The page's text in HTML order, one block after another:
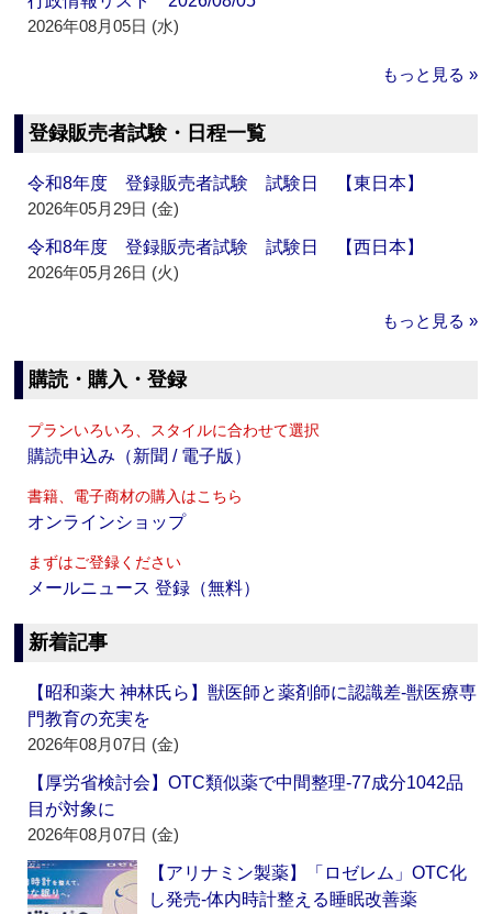
2026年08月05日 (水)
もっと見る »
登録販売者試験・日程一覧
令和8年度 登録販売者試験 試験日 【東日本】
2026年05月29日 (金)
令和8年度 登録販売者試験 試験日 【西日本】
2026年05月26日 (火)
もっと見る »
購読・購入・登録
プランいろいろ、スタイルに合わせて選択
購読申込み（新聞 / 電子版）
書籍、電子商材の購入はこちら
オンラインショップ
まずはご登録ください
メールニュース 登録（無料）
新着記事
【昭和薬大 神林氏ら】獣医師と薬剤師に認識差‐獣医療専
門教育の充実を
2026年08月07日 (金)
【厚労省検討会】OTC類似薬で中間整理‐77成分1042品
目が対象に
2026年08月07日 (金)
【アリナミン製薬】「ロゼレム」OTC化
し発売‐体内時計整える睡眠改善薬